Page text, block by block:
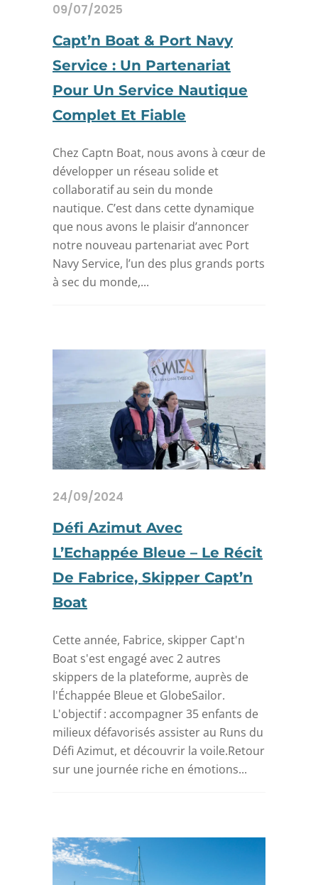
09/07/2025
Capt’n Boat & Port Navy
Service : Un Partenariat
Pour Un Service Nautique
Complet Et Fiable
Chez Captn Boat, nous avons à cœur de
développer un réseau solide et
collaboratif au sein du monde
nautique. C’est dans cette dynamique
que nous avons le plaisir d’annoncer
notre nouveau partenariat avec Port
Navy Service, l’un des plus grands ports
à sec du monde,...
24/09/2024
Défi Azimut Avec
L’Echappée Bleue – Le Récit
De Fabrice, Skipper Capt’n
Boat
Cette année, Fabrice, skipper Capt'n
Boat s'est engagé avec 2 autres
skippers de la plateforme, auprès de
l'Échappée Bleue et GlobeSailor.
L'objectif : accompagner 35 enfants de
milieux défavorisés assister au Runs du
Défi Azimut, et découvrir la voile.Retour
sur une journée riche en émotions...